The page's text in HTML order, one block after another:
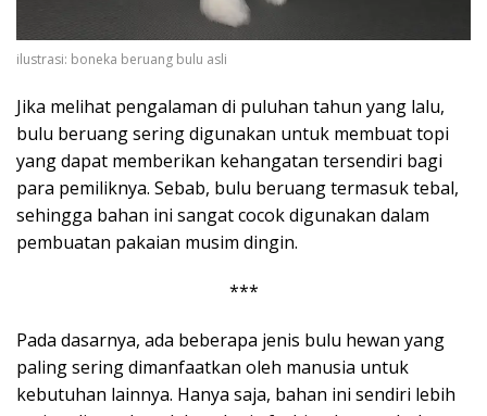
ilustrasi: boneka beruang bulu asli
Jika melihat pengalaman di puluhan tahun yang lalu,
bulu beruang sering digunakan untuk membuat topi
yang dapat memberikan kehangatan tersendiri bagi
para pemiliknya. Sebab, bulu beruang termasuk tebal,
sehingga bahan ini sangat cocok digunakan dalam
pembuatan pakaian musim dingin.
***
Pada dasarnya, ada beberapa jenis bulu hewan yang
paling sering dimanfaatkan oleh manusia untuk
kebutuhan lainnya. Hanya saja, bahan ini sendiri lebih